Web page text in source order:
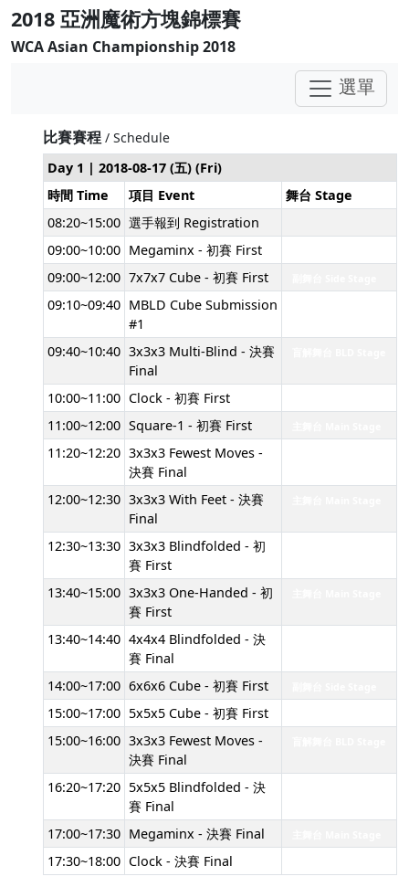
2018 亞洲魔術方塊錦標賽
WCA Asian Championship 2018
選單
比賽賽程 / Schedule
Day 1 | 2018-08-17 (五) (Fri)
時間 Time
項目 Event
舞台 Stage
08:20~15:00 選手報到 Registration
09:00~10:00 Megaminx - 初賽 First
09:00~12:00 7x7x7 Cube - 初賽 First
09:10~09:40 MBLD Cube Submission
#1
09:40~10:40 3x3x3 Multi-Blind - 決賽
Final
10:00~11:00 Clock - 初賽 First
11:00~12:00 Square-1 - 初賽 First
11:20~12:20 3x3x3 Fewest Moves -
決賽 Final
12:00~12:30 3x3x3 With Feet - 決賽
Final
12:30~13:30 3x3x3 Blindfolded - 初
賽 First
13:40~15:00 3x3x3 One-Handed - 初
賽 First
13:40~14:40 4x4x4 Blindfolded - 決
賽 Final
14:00~17:00 6x6x6 Cube - 初賽 First
15:00~17:00 5x5x5 Cube - 初賽 First
15:00~16:00 3x3x3 Fewest Moves -
決賽 Final
16:20~17:20 5x5x5 Blindfolded - 決
賽 Final
17:00~17:30 Megaminx - 決賽 Final
17:30~18:00 Clock - 決賽 Final